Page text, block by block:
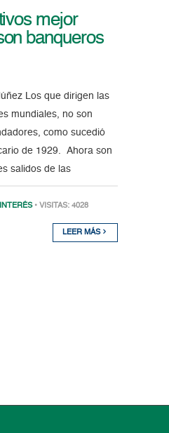
mejor
banqueros
Los que dirigen las
mundiales, no son
como sucedió
de 1929. Ahora son
salidos de las
• VISITAS: 4028
LEER MÁS